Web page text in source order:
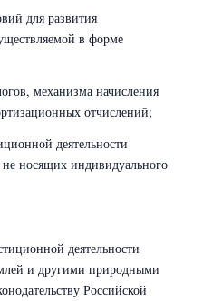
для развития
в форме
механизма начисления
отчислений;
деятельности
носящих индивидуального
деятельности
и другими природными
Российской